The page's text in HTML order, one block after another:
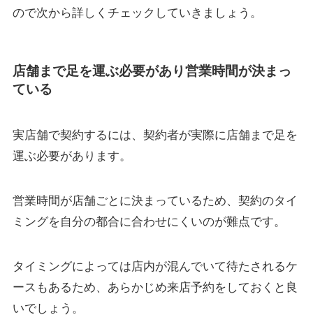
ので次から詳しくチェックしていきましょう。
店舗まで足を運ぶ必要があり営業時間が決まっ
ている
実店舗で契約するには、契約者が実際に店舗まで足を
運ぶ必要があります。
営業時間が店舗ごとに決まっているため、契約のタイ
ミングを自分の都合に合わせにくいのが難点です。
タイミングによっては店内が混んでいて待たされるケ
ースもあるため、あらかじめ来店予約をしておくと良
いでしょう。